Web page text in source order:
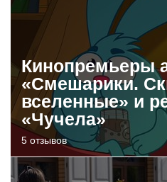
Кинопремьеры
«Смешарики.
вселенные» и
«Чучела»
5 отзывов